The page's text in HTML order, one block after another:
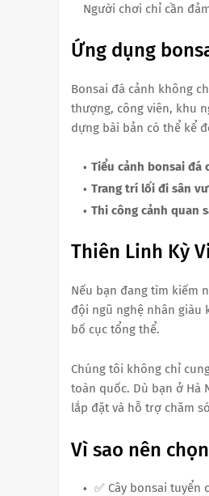
Người chơi chỉ cần
Ứng dụng
Bonsai đá cảnh không
thượng, công viên, khu
dựng bài bản có thể kể
Tiểu cảnh bonsai đá
Trang trí lối đi sân
Thi công cảnh quan
Thiên Linh Kỳ
Nếu bạn đang tìm kiếm
đội ngũ nghệ nhân giàu
bố cục tổng thể.
Chúng tôi không chỉ
toàn quốc. Dù bạn ở Hà
lắp đặt và hỗ trợ chăm
Vì sao nên
✅ Cây bonsai